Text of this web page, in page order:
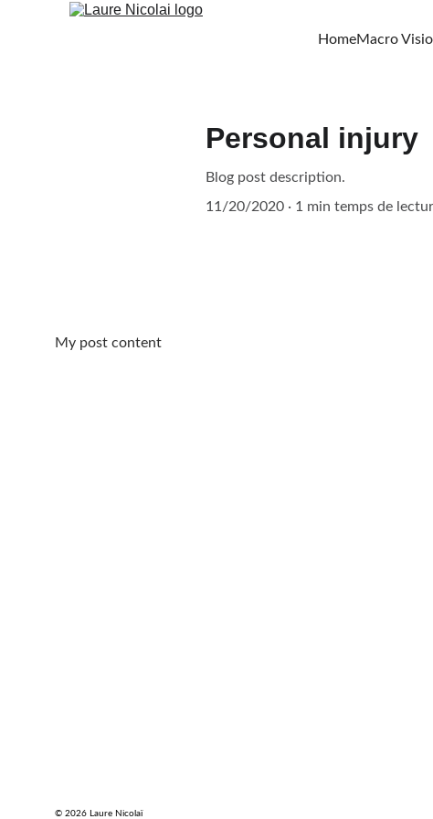
HomeMacro
Personal injury
Blog post description.
11/20/2020
1 min temps de
My post content
© 2026 Laure Nicolaï